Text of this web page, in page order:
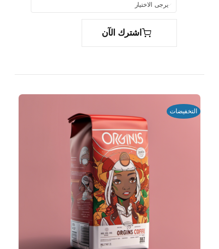

اشترك الآن
التخفيضات